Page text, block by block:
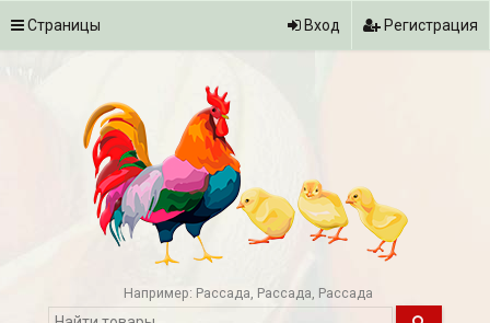
Страницы Вход Регистрация
Например: Рассада Рассада Рассада